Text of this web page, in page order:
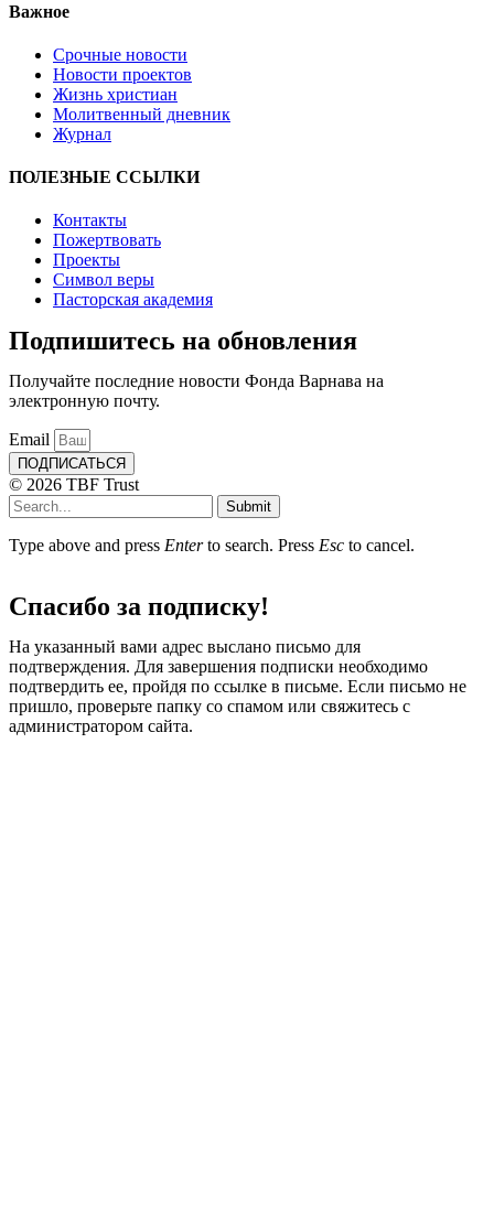
Важное
Срочные новости
Новости проектов
Жизнь христиан
Молитвенный дневник
Журнал
ПОЛЕЗНЫЕ ССЫЛКИ
Контакты
Пожертвовать
Проекты
Символ веры
Пасторская академия
Подпишитесь на обновления
Получайте последние новости Фонда Варнава на
электронную почту.
Email
ПОДПИСАТЬСЯ
© 2026 TBF Trust
Submit
Type above and press Enterto search. Press Esc to cancel.
Спасибо за подписку!
На указанный вами адрес выслано письмо для
подтверждения. Для завершения подписки необходимо
подтвердить ее, пройдя по ссылке в письме. Если письмо не
пришло, проверьте папку со спамом или свяжитесь с
администратором сайта.